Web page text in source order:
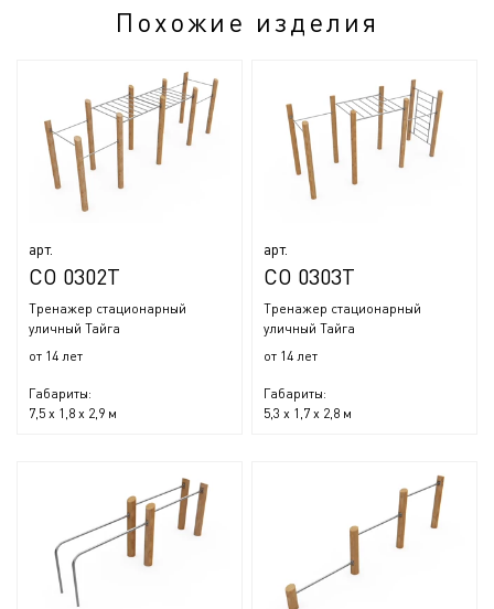
Похожие изделия
арт.
СО 0302Т
Тренажер стационарный
уличный Тайга
от 14 лет
Габариты:
7,5 x 1,8 x 2,9 м
арт.
СО 0303Т
Тренажер стационарный
уличный Тайга
от 14 лет
Габариты:
5,3 x 1,7 x 2,8 м